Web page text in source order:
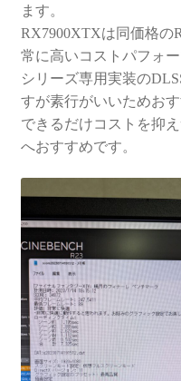
ます。
RX7900XTXは同価格の
常に高いコストパフォ
シリーズ専用実装の
すが素行がいいためお
できるだけコストを抑
へおすすめです。